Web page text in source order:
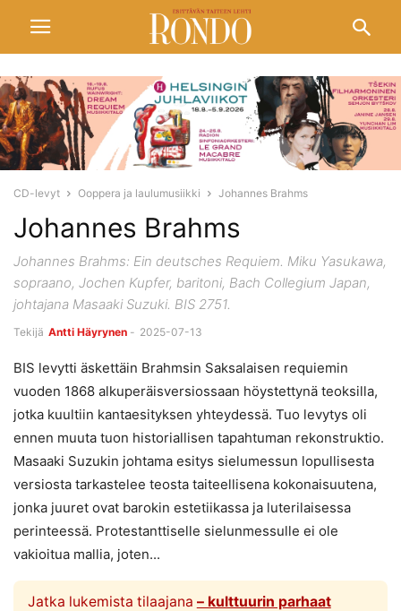
CD-levyt Ooppera ja laulumusiikki Johannes Brahms
Johannes Brahms
Johannes Brahms: Ein deutsches Requiem. Miku Yasukawa,
sopraano, Jochen Kupfer, baritoni, Bach Collegium Japan,
johtajana Masaaki Suzuki. BIS 2751.
Tekijä Antti Häyrynen - 2025-07-13
BIS levytti äskettäin Brahmsin Saksalaisen requiemin
vuoden 1868 alkuperäisversiossaan höystettynä teoksilla,
jotka kuultiin kantaesityksen yhteydessä. Tuo levytys oli
ennen muuta tuon historiallisen tapahtuman rekonstruktio.
Masaaki Suzukin johtama esitys sielumessun lopullisesta
versiosta tarkastelee teosta taiteellisena kokonaisuutena,
jonka juuret ovat barokin estetiikassa ja luterilaisessa
perinteessä. Protestanttiselle sielunmessulle ei ole
vakioitua mallia, joten...
Jatka lukemista tilaajana – kulttuurin parhaat